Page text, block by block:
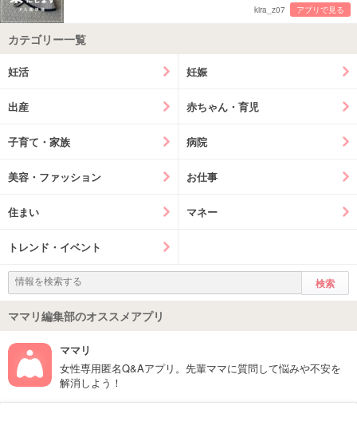
kira_z07 アプリで見る
カテゴリー一覧
妊活 妊娠
出産 赤ちゃん・育児
子育て・家族 病院
美容・ファッション お仕事
住まい マネー
トレンド・イベント
ママリ編集部のオススメアプリ
ママリ
女性専用匿名Q&Aアプリ。先輩ママに質問して悩みや不安を
解消しよう！